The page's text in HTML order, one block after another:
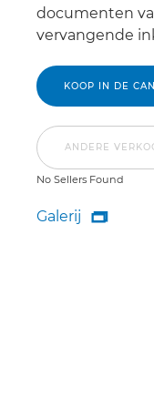
documenten
vervangende
KOOP IN DE
ANDERE
No Sellers Found
Galerij
Galerij
